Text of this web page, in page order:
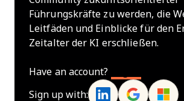
Führungskräfte zu werden, die
Leitfäden und Einblicke für den
Zeitalter der KI erschließen.
Have an account?
Sign up with: